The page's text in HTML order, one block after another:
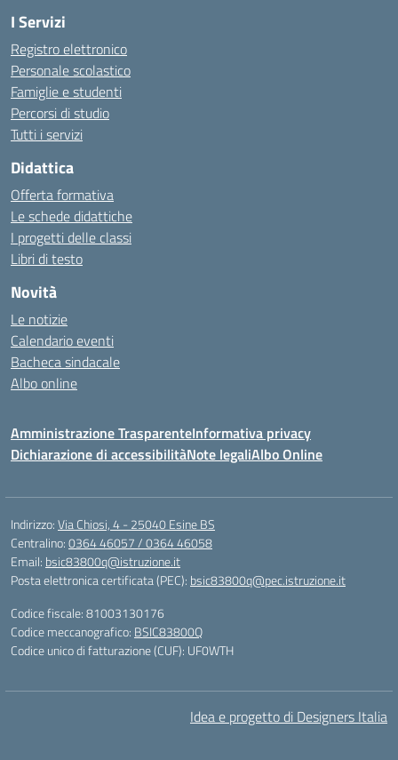
I Servizi
Registro elettronico
Personale scolastico
Famiglie e studenti
Percorsi di studio
Tutti i servizi
Didattica
Offerta formativa
Le schede didattiche
I progetti delle classi
Libri di testo
Novità
Le notizie
Calendario eventi
Bacheca sindacale
Albo online
Amministrazione TrasparenteInformativa privacy
Dichiarazione di accessibilitàNote legaliAlbo Online
Indirizzo:Via Chiosi, 4 - 25040 Esine BS
Centralino:0364 46057 / 0364 46058
Email: bsic83800q@istruzione.it
Posta elettronica certificata (PEC): bsic83800q@pec.istruzione.it
Codice fiscale: 81003130176
Codice meccanografico: BSIC83800Q
Codice unico di fatturazione (CUF): UF0WTH
Idea e progetto di Designers Italia